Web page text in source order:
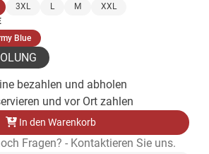
3XL L M
XXL
Blue(ausgewählt)
bezahlen und abholen
und vor Ort zahlen
In den Warenkorb
Fragen? - Kontaktieren Sie uns.